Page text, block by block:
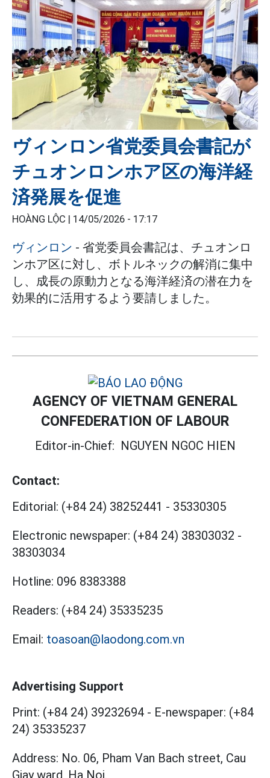
ヴィンロン省党委員会書記が
チュオンロンホア区の海洋経
済発展を促進
HOÀNG LỘC | 14/05/2026 - 17:17
ヴィンロン - 省党委員会書記は、チュオンロ
ンホア区に対し、ボトルネックの解消に集中
し、成長の原動力となる海洋経済の潜在力を
効果的に活用するよう要請しました。
AGENCY OF VIETNAM GENERAL
CONFEDERATION OF LABOUR
Editor-in-Chief: NGUYEN NGOC HIEN
Contact:
Editorial: (+84 24) 38252441 - 35330305
Electronic newspaper: (+84 24) 38303032 -
38303034
Hotline: 096 8383388
Readers: (+84 24) 35335235
Email: toasoan@laodong.com.vn
Advertising Support
Print: (+84 24) 39232694 - E-newspaper: (+84
24) 35335237
Address: No. 06, Pham Van Bach street, Cau
Giay ward, Ha Noi.